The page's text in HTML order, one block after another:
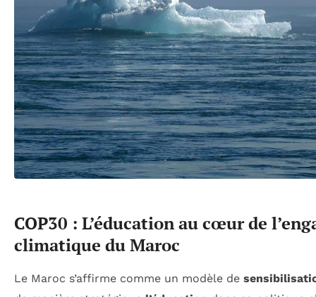
COP30 : L’éducation au cœur de
climatique du Maroc
Le Maroc s’affirme comme un modèle de